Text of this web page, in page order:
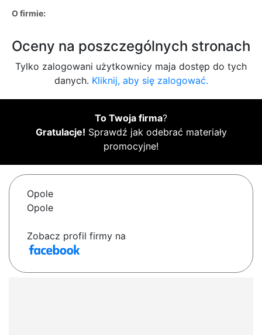
O firmie:
Oceny na poszczególnych stronach
Tylko zalogowani użytkownicy maja dostęp do tych
danych. Kliknij, aby się zalogować.
To Twoja firma?
Gratulacje! Sprawdź jak odebrać materiały
promocyjne!
Opole
Opole
Zobacz profil firmy na